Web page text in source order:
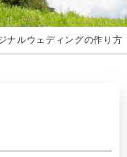
ナルウェディングの作り方